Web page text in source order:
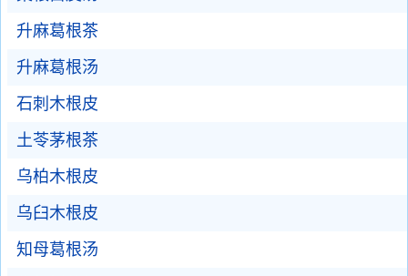
升麻葛根茶
升麻葛根汤
石刺木根皮
土苓茅根茶
乌柏木根皮
乌臼木根皮
知母葛根汤